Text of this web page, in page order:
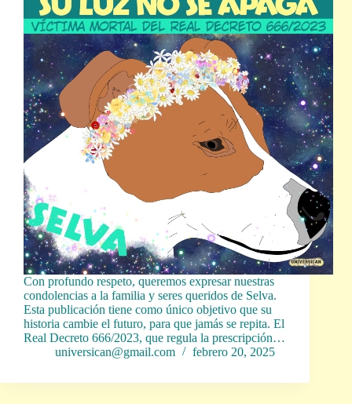
Con profundo respeto, queremos expresar nuestras
condolencias a la familia y seres queridos de Selva.
Esta publicación tiene como único objetivo que su
historia cambie el futuro, para que jamás se repita. El
Real Decreto 666/2023, que regula la prescripción…
universican@gmail.com
febrero 20, 2025